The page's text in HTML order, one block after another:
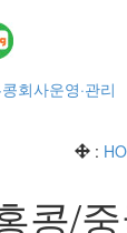
회사운영·관리
:
콩/